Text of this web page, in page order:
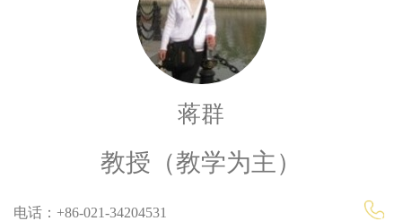
蒋群
教授（教学为主）
电话：+86-021-34204531